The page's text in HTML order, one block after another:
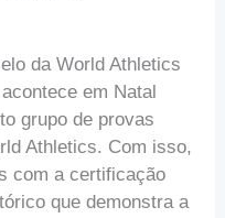
da World Athletics
em Natal
grupo de provas
Athletics. Com isso,
com a certificação
que demonstra a